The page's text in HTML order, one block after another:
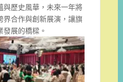
與歷史風華，未來一年將
界合作與創新展演，讓旗
展的橋樑。